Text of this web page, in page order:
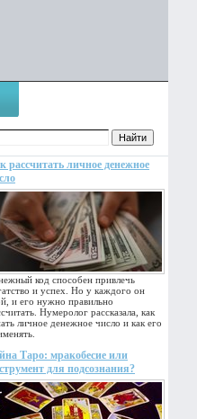
рассчитать личное денежное
код способен привлечь
и успех. Но у каждого он
и его нужно правильно
Нумеролог рассказала, как
личное денежное число и как его
Таро: мракобесие или
для подсознания?